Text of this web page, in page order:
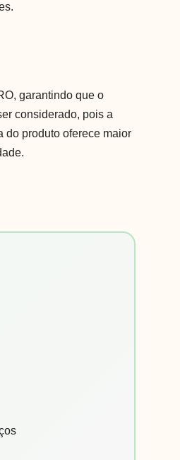
garantindo que o
considerado, pois a
do produto oferece maior